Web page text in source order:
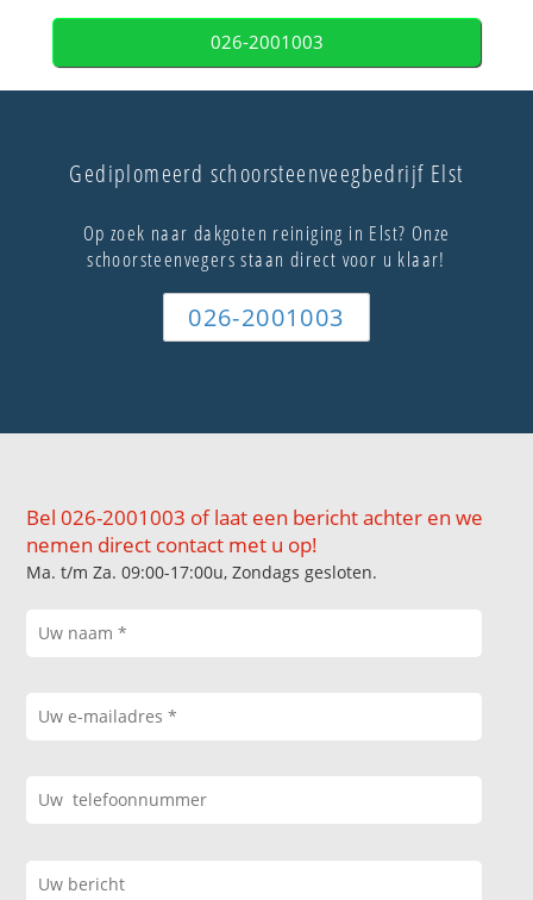
026-2001003
Gediplomeerd schoorsteenveegbedrijf Elst
Op zoek naar dakgoten reiniging in Elst? Onze
schoorsteenvegers staan direct voor u klaar!
026-2001003
Bel 026-2001003 of laat een bericht achter en we
nemen direct contact met u op!
Ma. t/m Za. 09:00-17:00u, Zondags gesloten.